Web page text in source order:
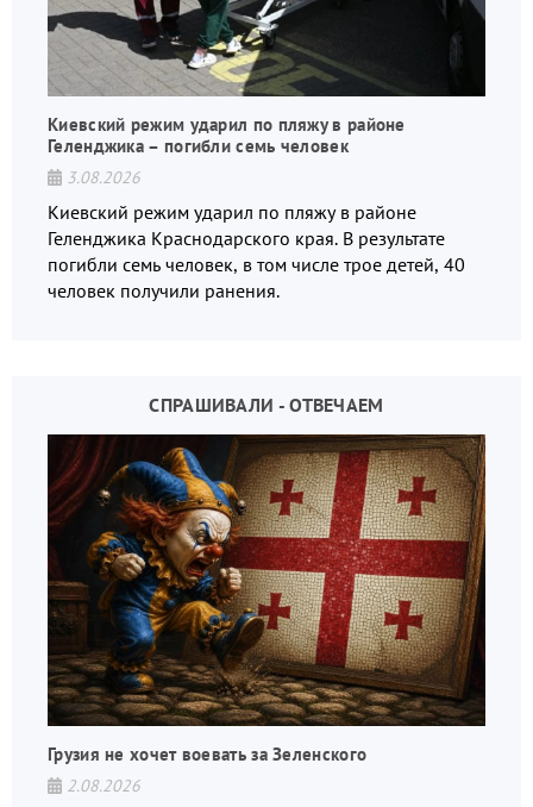
Киевский режим ударил по пляжу в районе
Геленджика – погибли семь человек
3.08.2026
Киевский режим ударил по пляжу в районе
Геленджика Краснодарского края. В результате
погибли семь человек, в том числе трое детей, 40
человек получили ранения.
СПРАШИВАЛИ - ОТВЕЧАЕМ
Грузия не хочет воевать за Зеленского
2.08.2026